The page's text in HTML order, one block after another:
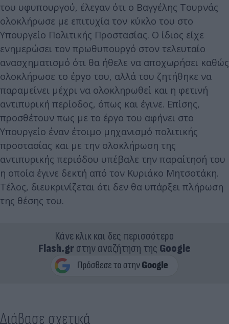
του υφυπουργού, έλεγαν ότι ο Βαγγέλης Τουρνάς
ολοκλήρωσε με επιτυχία τον κύκλο του στο
Υπουργείο Πολιτικής Προστασίας. Ο ίδιος είχε
ενημερώσει τον πρωθυπουργό στον τελευταίο
ανασχηματισμό ότι θα ήθελε να αποχωρήσει καθώς
ολοκλήρωσε το έργο του, αλλά του ζητήθηκε να
παραμείνει μέχρι να ολοκληρωθεί και η φετινή
αντιπυρική περίοδος, όπως και έγινε. Επίσης,
προσθέτουν πως με το έργο του αφήνει στο
Υπουργείο έναν έτοιμο μηχανισμό πολιτικής
προστασίας και με την ολοκλήρωση της
αντιπυρικής περιόδου υπέβαλε την παραίτησή του
η οποία έγινε δεκτή από τον Κυριάκο Μητσοτάκη.
Τέλος, διευκρινίζεται ότι δεν θα υπάρξει πλήρωση
της θέσης του.
Κάνε κλικ και δες περισσότερο
Flash.grστην αναζήτηση της Google
Διάβασε σχετικά